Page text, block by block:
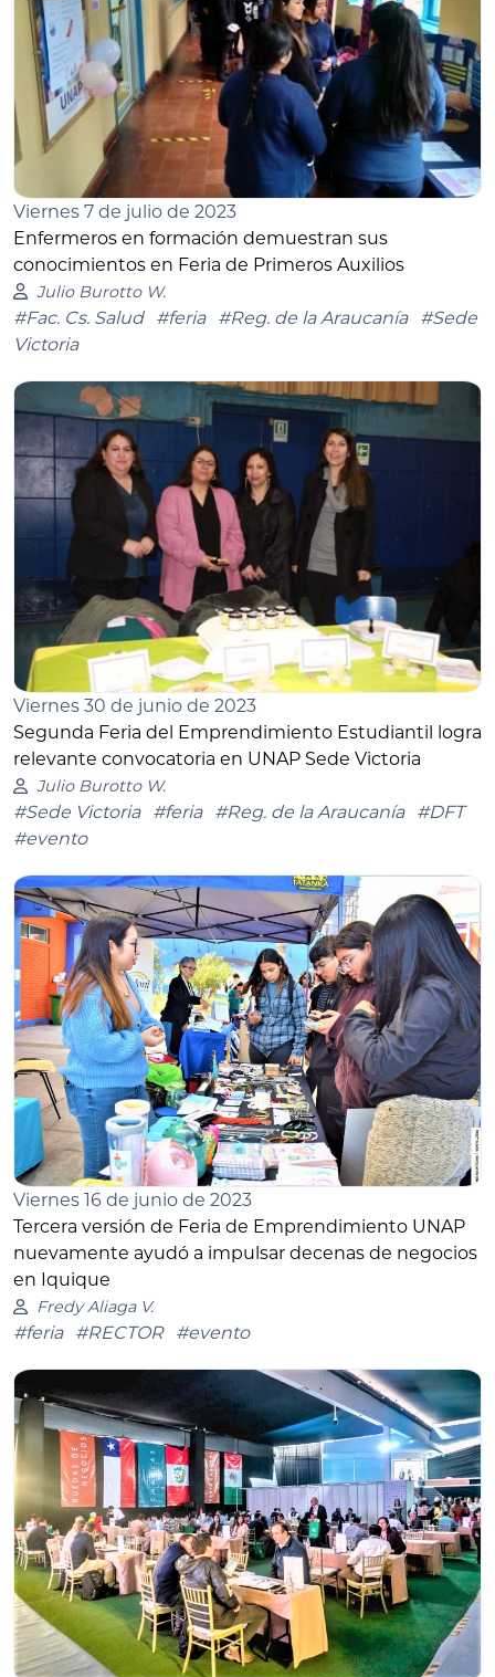
Viernes 7 de julio de 2023
Enfermeros en formación demuestran sus
conocimientos en Feria de Primeros Auxilios
Julio Burotto W.
#Fac. Cs. Salud #feria #Reg. de la Araucanía
#Sede
Victoria
Viernes 30 de junio de 2023
Segunda Feria del Emprendimiento Estudiantil logra
relevante convocatoria en UNAP Sede Victoria
Julio Burotto W.
#Sede Victoria #feria #Reg. de la Araucanía
#DFT
#evento
Viernes 16 de junio de 2023
Tercera versión de Feria de Emprendimiento UNAP
nuevamente ayudó a impulsar decenas de negocios
en Iquique
Fredy Aliaga V.
#feria #RECTOR #evento